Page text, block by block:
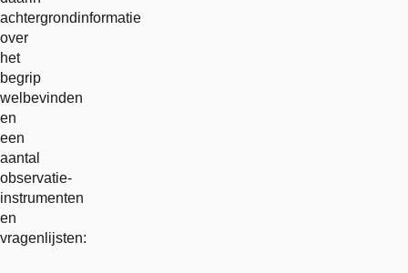
achtergrondinformatie
over
het
begrip
welbevinden
en
een
aantal
observatie-
instrumenten
en
vragenlijsten: